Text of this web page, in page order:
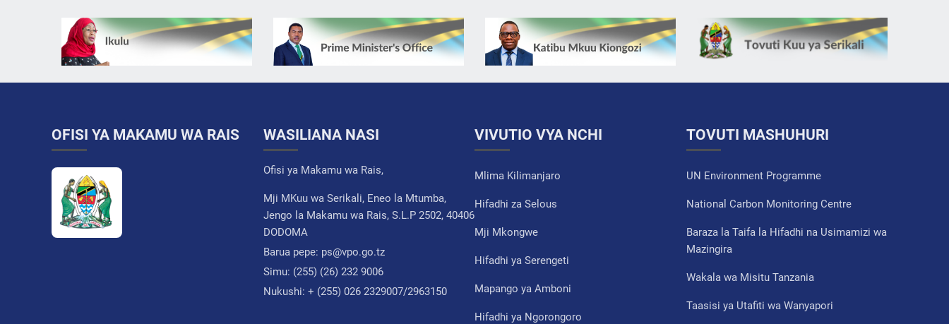
OFISI YA MAKAMU WA RAIS WASILIANA NASI
Ofisi ya Makamu wa Rais,
Mji MKuu wa Serikali, Eneo la Mtumba,
Jengo la Makamu wa Rais, S.L.P 2502, 40406
DODOMA
Barua pepe: ps@vpo.go.tz
Simu: (255) (26) 232 9006
Nukushi: + (255) 026 2329007/2963150
VIVUTIO VYA NCHI
Mlima Kilimanjaro
Hifadhi za Selous
Mji Mkongwe
Hifadhi ya Serengeti
Mapango ya Amboni
Hifadhi ya Ngorongoro
TOVUTI MASHUHURI
UN Environment Programme
National Carbon Monitoring Centre
Baraza la Taifa la Hifadhi na Usimamizi wa
Mazingira
Wakala wa Misitu Tanzania
Taasisi ya Utafiti wa Wanyapori